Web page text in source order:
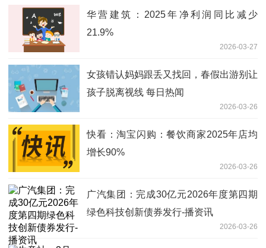
华营建筑：2025年净利润同比减少
21.9%
2026-03-27
女孩错认妈妈跟丢又找回，春假出游别让
孩子脱离视线 每日热闻
2026-03-26
快看：淘宝闪购：餐饮商家2025年店均
增长90%
2026-03-26
广汽集团：完成30亿元2026年度第四期
绿色科技创新债券发行-播资讯
2026-03-26